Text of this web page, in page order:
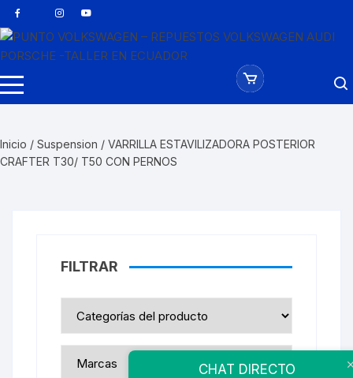
Saltar
al
contenido
Inicio / Suspension / VARRILLA ESTAVILIZADORA POSTERIOR
CRAFTER T30/ T50 CON PERNOS
FILTRAR
CHAT DIRECTO